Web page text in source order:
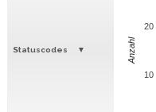
Statuscodes
10
20
Anzahl